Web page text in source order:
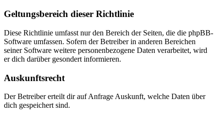
Geltungsbereich dieser Richtlinie
Diese Richtlinie umfasst nur den Bereich der Seiten, die die phpBB-
Software umfassen. Sofern der Betreiber in anderen Bereichen
seiner Software weitere personenbezogene Daten verarbeitet, wird
er dich darüber gesondert informieren.
Auskunftsrecht
Der Betreiber erteilt dir auf Anfrage Auskunft, welche Daten über
dich gespeichert sind.